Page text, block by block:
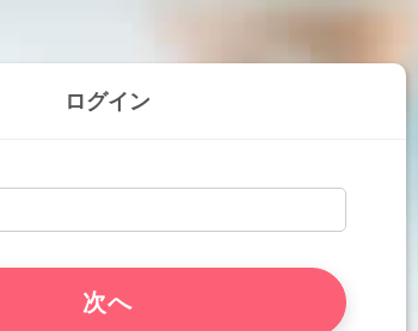
ログイン